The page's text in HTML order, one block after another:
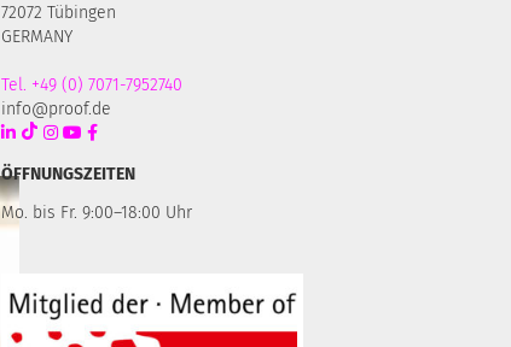
72072 Tübingen
GERMANY
Tel. +49 (0) 7071-7952740
info@proof.de
ÖFFNUNGSZEITEN
Mo. bis Fr. 9:00–18:00 Uhr